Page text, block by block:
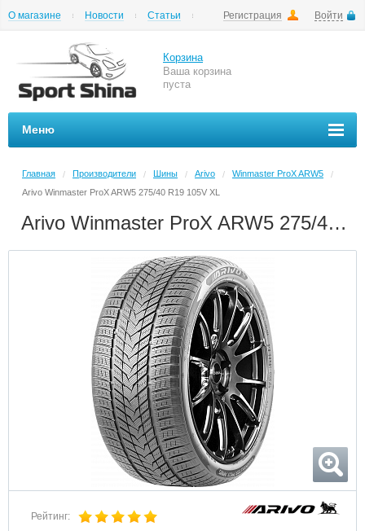
Регистрация Войти
О магазине Новости
Статьи
Корзина
Ваша корзина
пуста
Меню
Главная / Производители / Шины / Arivo / Winmaster ProX ARW5
/
Arivo Winmaster ProX ARW5 275/40 R19 105V XL
Arivo Winmaster ProX ARW5 275/40 R19 105V XL
Рейтинг: